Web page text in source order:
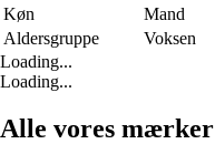
Køn
Mand
Aldersgruppe
Voksen
Loading...
Loading...
Alle vores mærker